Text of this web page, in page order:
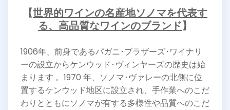
【世界的ワインの名産地ソノマを代表す
る、高品質なワインのブランド】
1906年、前身であるパガニ･ブラザーズ･ワイナリ
ーの設立からケンウッド･ヴィンヤーズの歴史は始
まります 。1970 年、ソノマ･ヴァレーの北側に位
置するケンウッド地区に設立され、手作業へのこだ
わりとともにソノマが有する多様性や品質へのこだ